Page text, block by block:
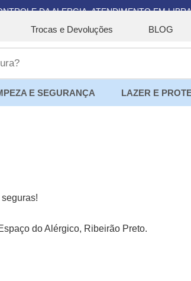
DA ALERGIA. ATENDIMENTO EM
Trocas e Devoluções BLOG
E SEGURANÇA LAZER E
do Alérgico, Ribeirão Preto.